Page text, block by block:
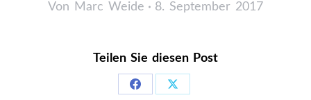
Von Marc Weide 8. September 2017
Teilen Sie diesen Post
Share
Share